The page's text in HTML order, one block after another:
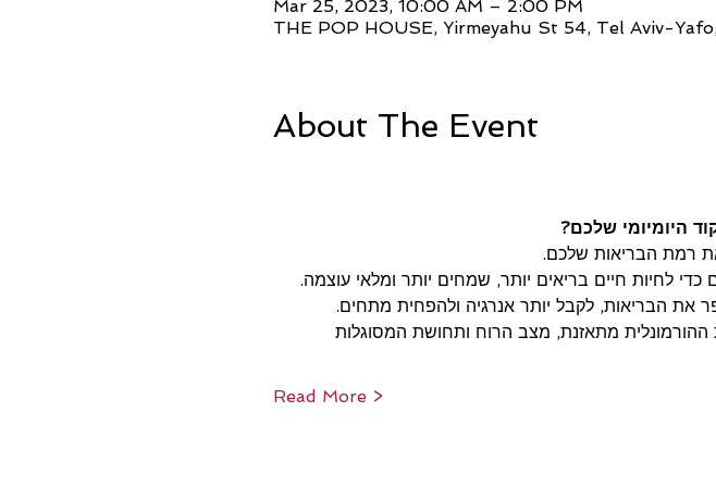
Mar 25, 2023, 10:00 AM – 2:00 PM
THE POP HOUSE, Yirmeyahu St 54, Tel Aviv-
About The Event
היומיומי שלכם?
רמת הבריאות שלכם.
לחיות חיים בריאים יותר, שמחים יותר ומלאי עוצמה.
את הבריאות, לקבל יותר אנרגיה ולהפחית מתחים.
מתאזנת, מצב הרוח ותחושת המסוגלות
Read More >